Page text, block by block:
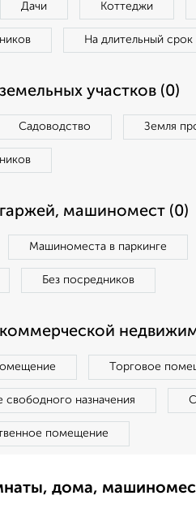
Дачи Коттеджи
На длительный срок
участков (0)
Садоводство Земля
машиномест (0)
Машиноместа в паркинге
Без посредников
Торговое
свободного назначения
помещение
дома,